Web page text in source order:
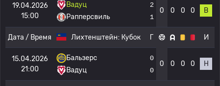
19.04.2026
15:00
Вадуц
Рапперсвиль
2
1
0 0 0 0 В
Дата / Время Лихтенштейн: Кубок Г И
15.04.2026
21:00
Бальзерс
Вадуц
0
0
0 0 0 0 Н